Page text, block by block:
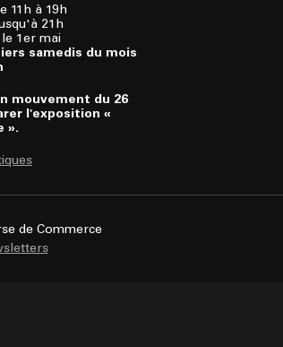
11h à 19h
21h
1er mai
samedis du mois
mouvement du 26
l'exposition «
».
de Commerce